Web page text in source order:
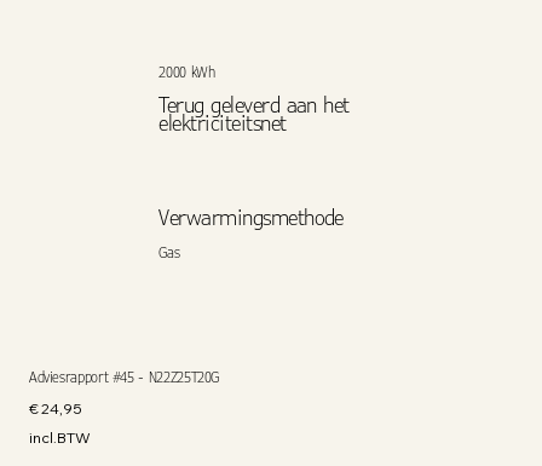
2000 kWh
Terug geleverd aan het
elektriciteitsnet
Gas
Verwarmingsmethode
Adviesrapport #45 - N22Z25T20G
Prijs
€ 24,95
incl.BTW